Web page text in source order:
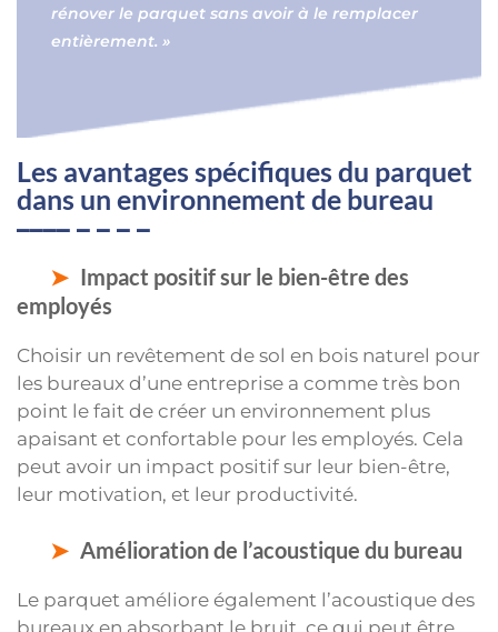
rénover le parquet sans avoir à le remplacer
entièrement. »
Les avantages spécifiques du parquet
dans un environnement de bureau
Impact positif sur le bien-être des
employés
Choisir un revêtement de sol en bois naturel pour
les bureaux d’une entreprise a comme très bon
point le fait de créer un environnement plus
apaisant et confortable pour les employés. Cela
peut avoir un impact positif sur leur bien-être,
leur motivation, et leur productivité.
Amélioration de l’acoustique du bureau
Le parquet améliore également l’acoustique des